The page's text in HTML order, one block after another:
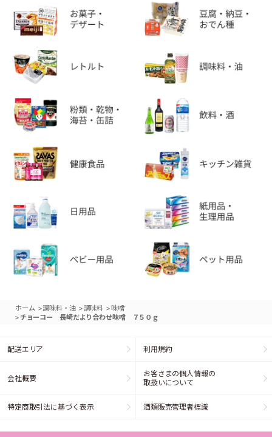
ホーム >調味料・油 >調味料 > 味噌
>チョーコー 長崎だより合わせ味噌 ７５０ｇ
配送エリア 利用規約
会社概要
お客さまの個人情報の
取扱いについて
特定商取引法に基づく表示 酒類販売管理者標識